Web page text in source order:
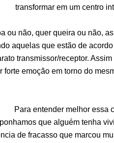
transformar em um centro
ou não, quer queira ou não,
aquelas que estão de
transmissor/receptor.
forte emoção em torno do
Para entender melhor essa
que alguém tenha
de fracasso que marcou